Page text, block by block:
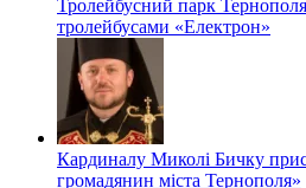
Тролейбусний парк
тролейбусами «Електрон»
Кардиналу Миколі Бичку
громадянин міста Тернополя»